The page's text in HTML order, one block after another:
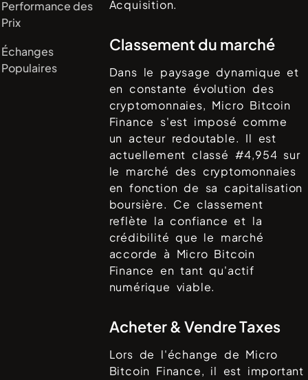
Performance des
Prix
Échanges
Populaires
Acquisition.
Classement du marché
Dans le paysage dynamique et
en constante évolution des
cryptomonnaies, Micro Bitcoin
Finance s'est imposé comme
un acteur redoutable. Il est
actuellement classé #4,954 sur
le marché des cryptomonnaies
en fonction de sa capitalisation
boursière. Ce classement
reflète la confiance et la
crédibilité que le marché
accorde à Micro Bitcoin
Finance en tant qu'actif
numérique viable.
Acheter & Vendre Taxes
Lors de l'échange de Micro
Bitcoin Finance, il est important